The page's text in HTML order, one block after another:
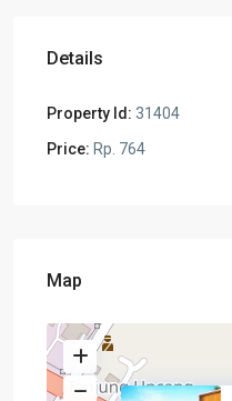
Details
Property Id: 31404
Price: Rp. 764
Map